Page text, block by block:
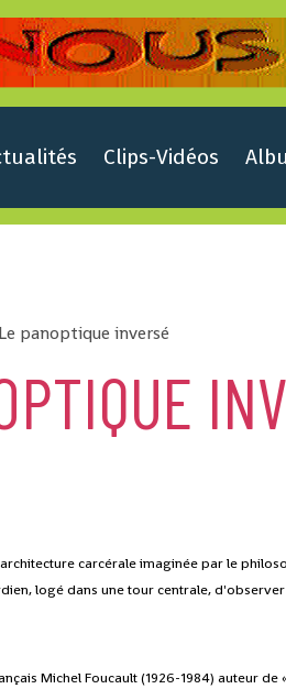
Clips-Vidéos
Le panoptique inversé
carcérale imaginée par le
logé dans une tour centrale,
Michel Foucault (1926-1984) auteur de